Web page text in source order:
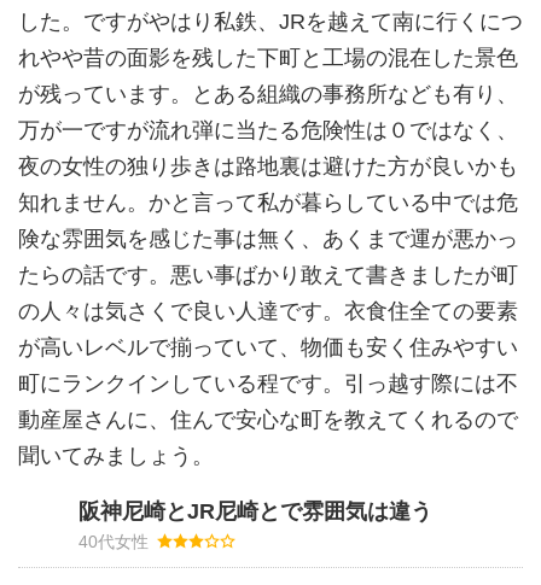
した。ですがやはり私鉄、JRを越えて南に行くにつ
れやや昔の面影を残した下町と工場の混在した景色
が残っています。とある組織の事務所なども有り、
万が一ですが流れ弾に当たる危険性は０ではなく、
夜の女性の独り歩きは路地裏は避けた方が良いかも
知れません。かと言って私が暮らしている中では危
険な雰囲気を感じた事は無く、あくまで運が悪かっ
たらの話です。悪い事ばかり敢えて書きましたが町
の人々は気さくで良い人達です。衣食住全ての要素
が高いレベルで揃っていて、物価も安く住みやすい
町にランクインしている程です。引っ越す際には不
動産屋さんに、住んで安心な町を教えてくれるので
聞いてみましょう。
阪神尼崎とJR尼崎とで雰囲気は違う
40代女性